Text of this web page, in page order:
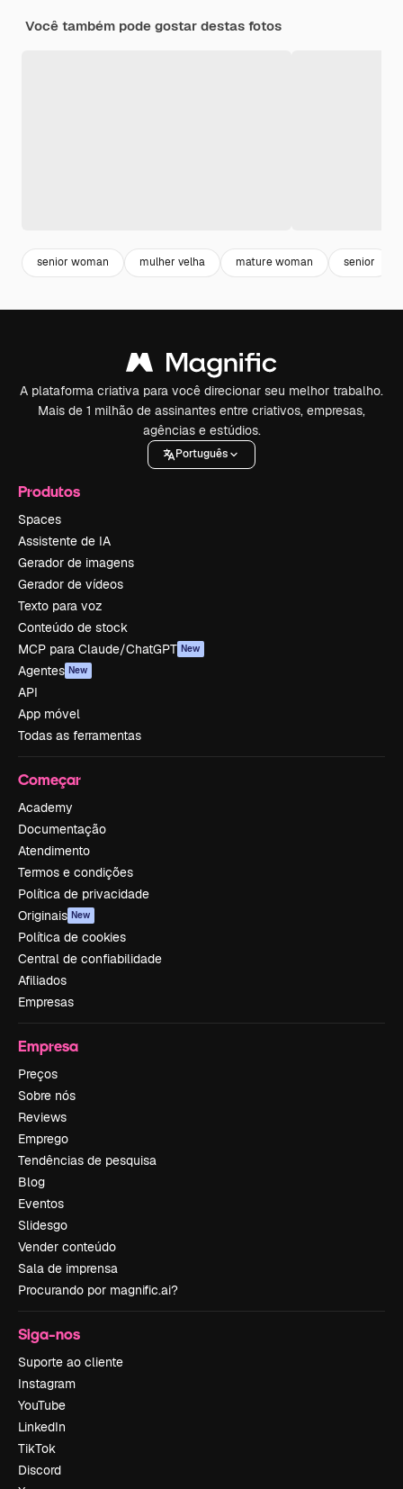
Você também pode gostar destas fotos
senior woman mulher velha mature woman senior
A plataforma criativa para você direcionar seu melhor trabalho.
Mais de 1 milhão de assinantes entre criativos, empresas,
agências e estúdios.
Português
Produtos
Spaces
Assistente de IA
Gerador de imagens
Gerador de vídeos
Texto para voz
Conteúdo de stock
MCP para Claude/ChatGPT New
Agentes New
API
App móvel
Todas as ferramentas
Começar
Academy
Documentação
Atendimento
Termos e condições
Política de privacidade
Originais New
Política de cookies
Central de confiabilidade
Afiliados
Empresas
Empresa
Preços
Sobre nós
Reviews
Emprego
Tendências de pesquisa
Blog
Eventos
Slidesgo
Vender conteúdo
Sala de imprensa
Procurando por magnific.ai?
Siga-nos
Suporte ao cliente
Instagram
YouTube
LinkedIn
TikTok
Discord